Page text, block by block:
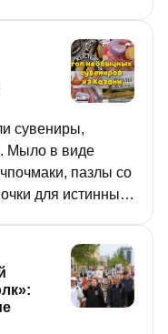
что
в Марий Эл и
а чек в два раза
сувениры,
Мыло в виде
пазлы со
для истинных